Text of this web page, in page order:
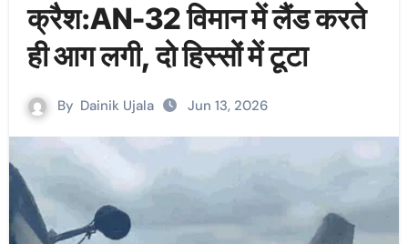
क्रैश:AN-32 विमान में लैंड करते
ही आग लगी, दो हिस्सों में टूटा
By Dainik Ujala Jun 13, 2026